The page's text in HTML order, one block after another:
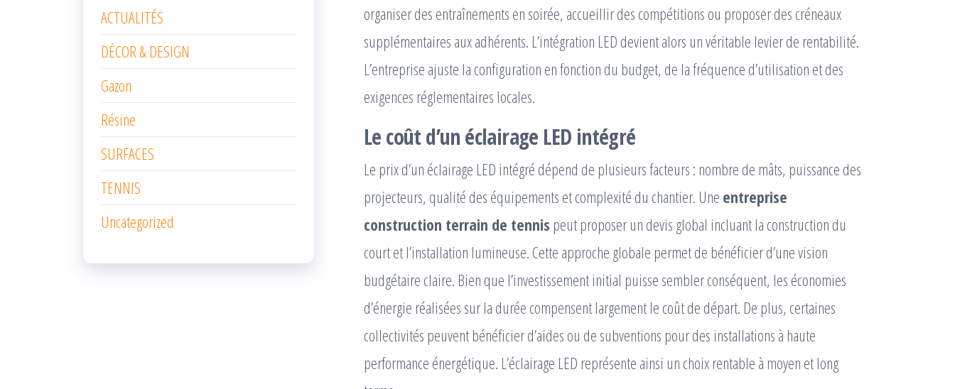
organiser des entraînements en soirée, accueillir des compétitions ou proposer des créneaux
supplémentaires aux adhérents. L’intégration LED devient alors un véritable levier de rentabilité.
L’entreprise ajuste la configuration en fonction du budget, de la fréquence d’utilisation et des
exigences réglementaires locales.
Le coût d’un éclairage LED intégré
Le prix d’un éclairage LED intégré dépend de plusieurs facteurs : nombre de mâts, puissance des
projecteurs, qualité des équipements et complexité du chantier. Une entreprise
construction terrain de tennis peut proposer un devis global incluant la construction du
court et l’installation lumineuse. Cette approche globale permet de bénéficier d’une vision
budgétaire claire. Bien que l’investissement initial puisse sembler conséquent, les économies
d’énergie réalisées sur la durée compensent largement le coût de départ. De plus, certaines
collectivités peuvent bénéficier d’aides ou de subventions pour des installations à haute
performance énergétique. L’éclairage LED représente ainsi un choix rentable à moyen et long
ACTUALITÉS
DÉCOR & DESIGN
Gazon
Résine
SURFACES
TENNIS
Uncategorized